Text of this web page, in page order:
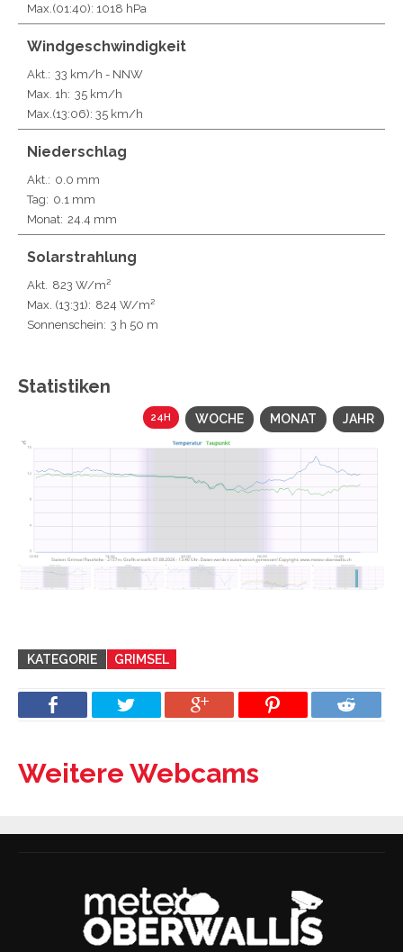
Max. (01:40): 1018 hPa
Windgeschwindigkeit
Akt.: 33 km/h - NNW
Max. 1h: 35 km/h
Max. (13:06): 35 km/h
Niederschlag
Akt.: 0.0 mm
Tag: 0.1 mm
Monat: 24.4 mm
Solarstrahlung
Akt. 823 W/m²
Max. (13:31): 824 W/m²
Sonnenschein: 3 h 50 m
Statistiken
24H WOCHE MONAT JAHR
KATEGORIE GRIMSEL
Weitere Webcams